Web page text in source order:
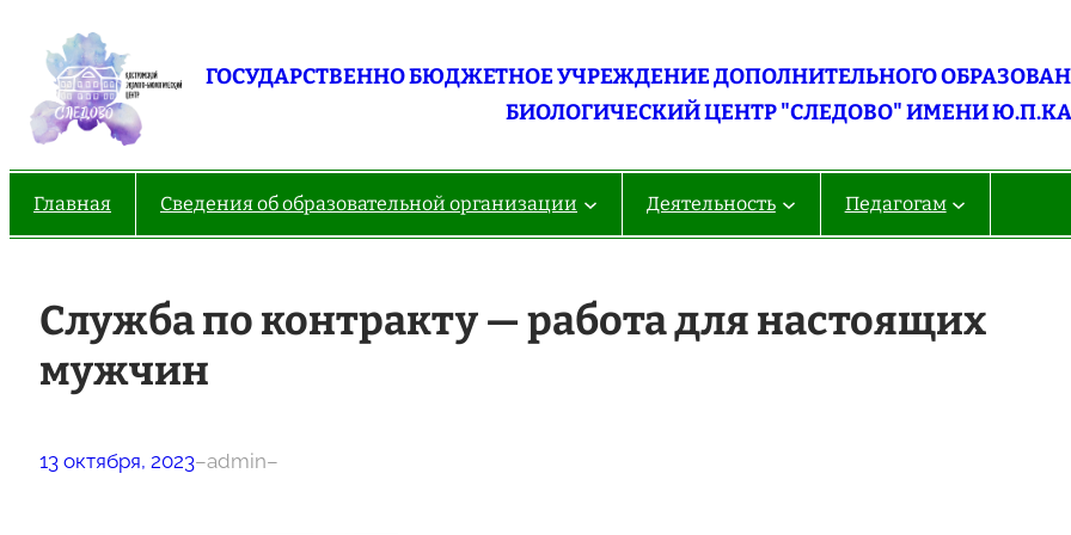
содержимому
ГОСУДАРСТВЕННО БЮДЖЕТНОЕ УЧРЕЖДЕНИЕ ДОПОЛНИТЕЛЬНОГО
БИОЛОГИЧЕСКИЙ ЦЕНТР "СЛЕДОВО" ИМЕНИ
Главная Сведения об образовательной организации Деятельность Педагогам
Служба по контракту — работа для настоящих
мужчин
13 октября, 2023–admin–